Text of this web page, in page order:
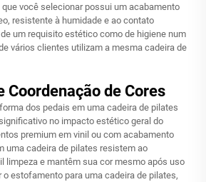
você selecionar possui um acabamento
resistente à humidade e ao contato
um requisito estético como de higiene num
vários clientes utilizam a mesma cadeira de
Coordenação de Cores
dos pedais em uma cadeira de pilates
no impacto estético geral do
premium em vinil ou com acabamento
uma cadeira de pilates resistem ao
limpeza e mantêm sua cor mesmo após uso
o estofamento para uma cadeira de pilates,